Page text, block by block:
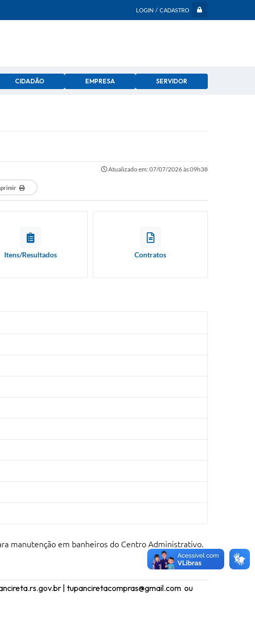
LOGIN / CADASTRO
CIDADÃO EMPRESA SERVIDOR
Atualizado em: 07/07/2026 às 09h38
Itens/Resultados Contratos
manutenção em banheiros do Centro Administrativo.
| tupanciretacompras@gmail.com ou